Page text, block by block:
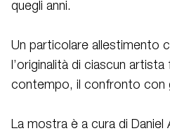
quegli anni.
Un particolare allestimento
l’originalità di ciascun artista
contempo, il confronto con
La mostra è a cura di Daniel